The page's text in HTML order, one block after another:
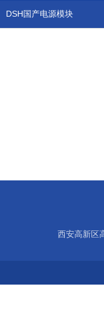
DSH国产电源模块
西安高新区